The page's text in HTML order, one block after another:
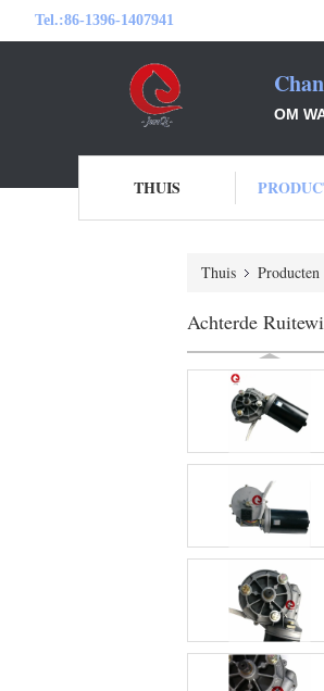
Tel.:86-1396-1407941
OM
THUIS
Thuis Producten
Achterde